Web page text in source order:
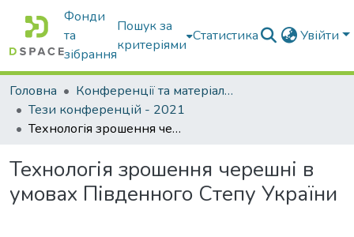
Фонди
та
зібрання
Пошук за
критеріями
Статистика Увійти
Головна
Конференції та матеріали конференцій
Тези конференцій - 2021
Технологія зрошення черешні в умовах Південного Степу України
Технологія зрошення черешні в
умовах Південного Степу України